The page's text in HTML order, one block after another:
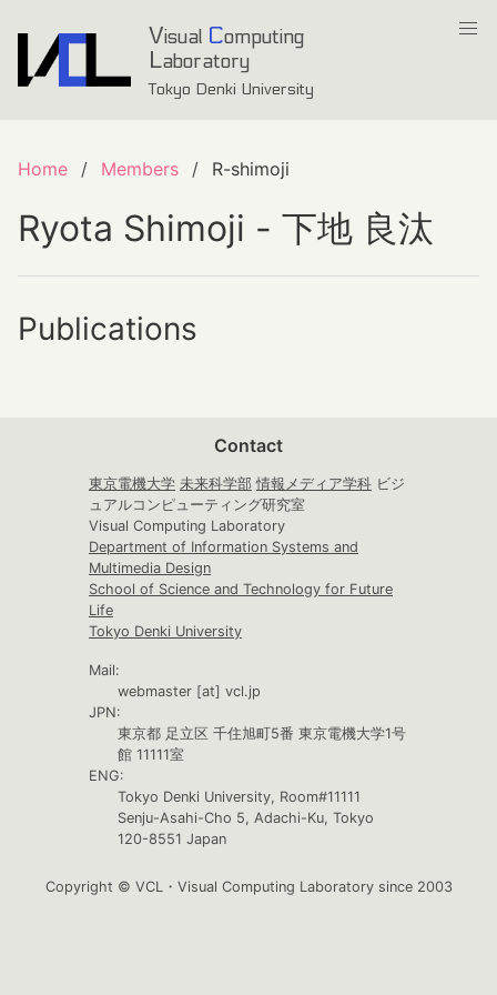
Visual Computing
Laboratory
Tokyo Denki University
Home Members R-shimoji
Ryota Shimoji - 下地 良汰
Publications
Contact
東京電機大学 未来科学部 情報メディア学科 ビジ
ュアルコンピューティング研究室
Visual Computing Laboratory
Department of Information Systems and
Multimedia Design
School of Science and Technology for Future
Life
Tokyo Denki University
Mail:
webmaster [at] vcl.jp
JPN:
東京都 足立区 千住旭町5番 東京電機大学1号
館 11111室
ENG:
Tokyo Denki University, Room#11111
Senju-Asahi-Cho 5, Adachi-Ku, Tokyo
120-8551 Japan
Copyright © VCL・Visual Computing Laboratory since 2003